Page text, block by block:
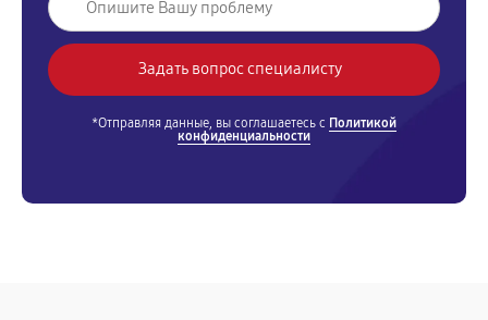
*Отправляя данные, вы соглашаетесь с Политикой
конфиденциальности